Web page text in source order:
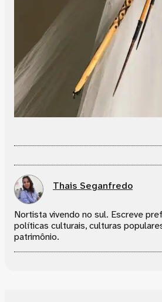
Thais Seganfredo
Nortista vivendo no sul. Escreve
políticas culturais, culturas
patrimônio.